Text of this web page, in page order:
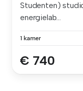
Studenten)
energielab...
1 kamer
€ 740